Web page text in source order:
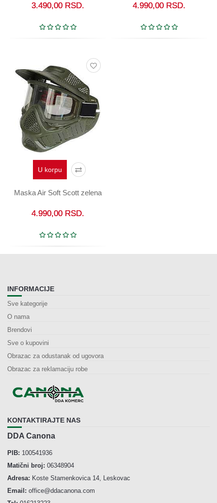
3.490,00 RSD. 4.990,00 RSD.
U korpu
Maska Air Soft Scott zelena
4.990,00 RSD.
INFORMACIJE
Sve kategorije
O nama
Brendovi
Sve o kupovini
Obrazac za odustanak od ugovora
Obrazac za reklamaciju robe
KONTAKTIRAJTE NAS
DDA Canona
PIB: 100541936
Matični broj: 06348904
Adresa: Koste Stamenkovica 14, Leskovac
Email: office@ddacanona.com